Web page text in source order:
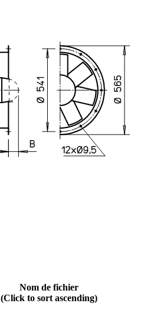
Nom de fichier
(Click to sort ascending)